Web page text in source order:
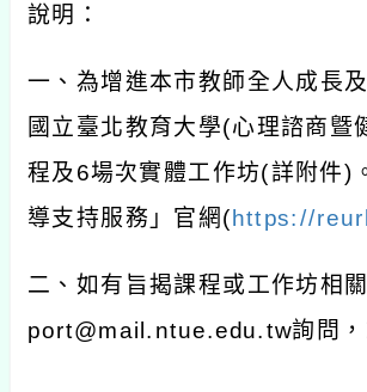
說明：
一、為增進本市教師全人成長
國立臺北教育大學(心理諮商曁
程及6場次實體工作坊(詳附件)
導支持服務」官網(https://
二、如有旨揭課程或工作坊相
port@mail.ntue.edu.tw詢問